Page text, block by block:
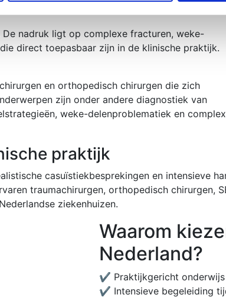
nadruk ligt op complexe fracturen, weke-
direct toepasbaar zijn in de klinische praktijk.
en orthopedisch chirurgen die zich
zijn onder andere diagnostiek van
weke-delenproblematiek en
praktijk
casuïstiekbesprekingen en intensieve
traumachirurgen, orthopedisch chirurgen,
ziekenhuizen.
Waarom
Nederland?
✔️ Praktijkgericht onderwijs
✔️ Intensieve begeleiding